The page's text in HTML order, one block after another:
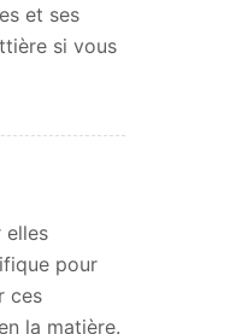
et ses
si vous
elles
pour
ces
la matière.